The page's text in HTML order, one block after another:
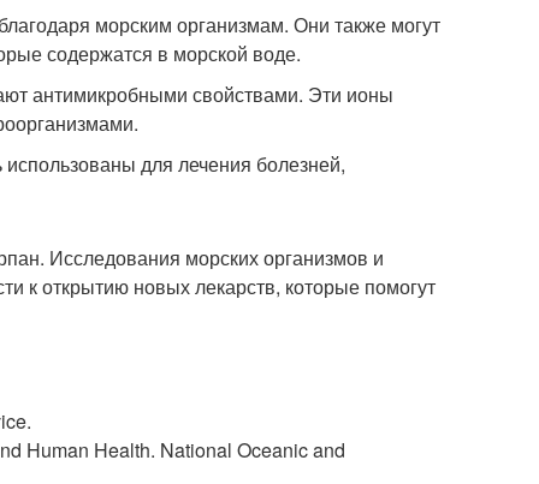
морским организмам. Они также могут
содержатся в морской воде.
антимикробными свойствами. Эти ионы
для лечения болезней,
Исследования морских организмов и
к открытию новых лекарств, которые помогут
Human Health. National Oceanic and